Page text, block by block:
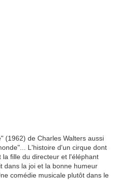
(1962) de Charles Walters aussi
L'histoire d'un cirque dont
fille du directeur et l'éléphant
dans la joi et la bonne humeur
comédie musicale plutôt dans le